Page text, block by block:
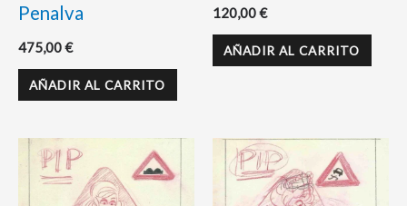
Penalva
475,00€
AÑADIR AL CARRITO
120,00€
AÑADIR AL CARRITO